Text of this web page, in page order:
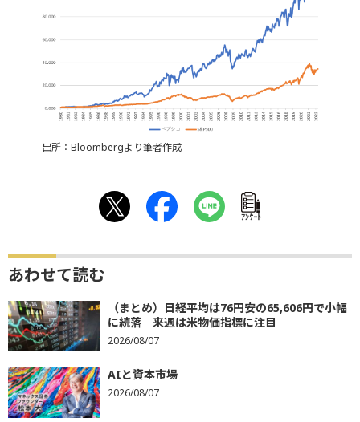
出所：Bloombergより筆者作成
ｱﾝｹｰﾄ
あわせて読む
（まとめ）日経平均は76円安の65,606円で小幅
に続落 来週は米物価指標に注目
2026/08/07
AIと資本市場
2026/08/07